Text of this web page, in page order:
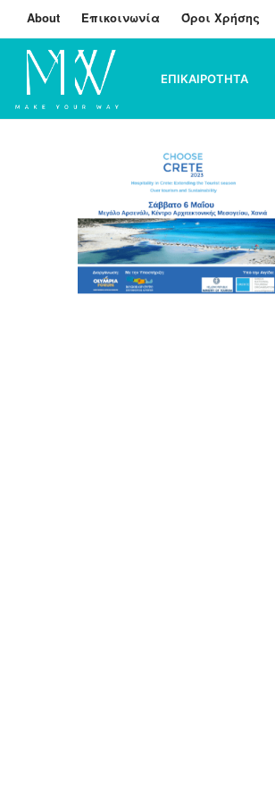
About Επικοινωνία Όροι Χρήσης
ΕΠΙΚΑΙΡΟΤΗΤΑ